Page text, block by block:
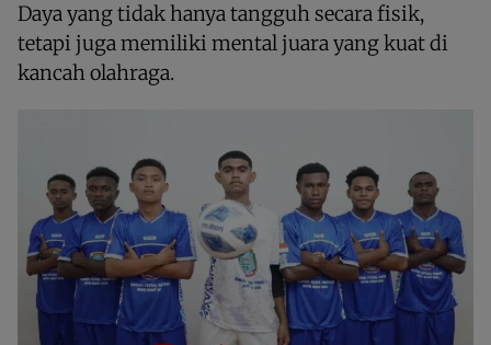
Daya yang tidak hanya tangguh secara fisik,
tetapi juga memiliki mental juara yang kuat di
kancah olahraga.